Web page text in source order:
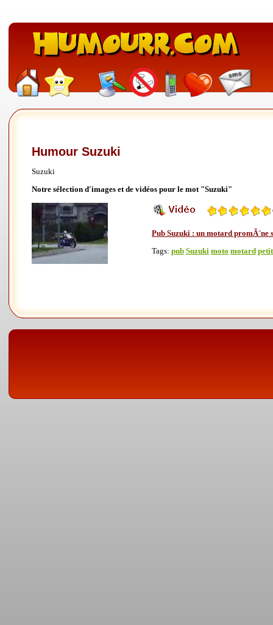
Humour Suzuki
Suzuki
Notre sélection d'images et de vidéos pour le mot "Suzuki"
Pub Suzuki : un motard promÃ¨ne
Tags: pub Suzuki moto motard petit